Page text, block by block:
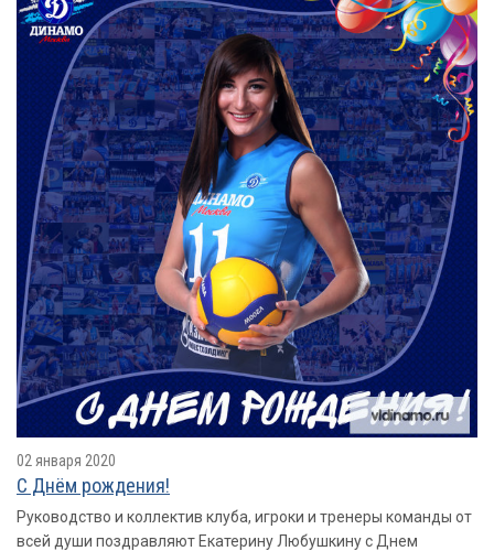
02 января 2020
С Днём рождения!
Руководство и коллектив клуба, игроки и тренеры команды от
всей души поздравляют Екатерину Любушкину с Днем